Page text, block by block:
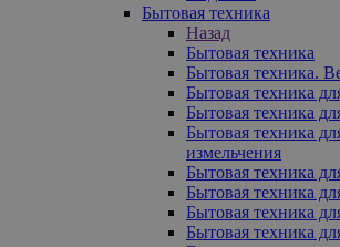
Бытовая техника
Назад
Бытовая техника
Бытовая техника.
Бытовая техника
Бытовая техника
Бытовая техника
измельчения
Бытовая техника
Бытовая техника
Бытовая техника
Бытовая техника